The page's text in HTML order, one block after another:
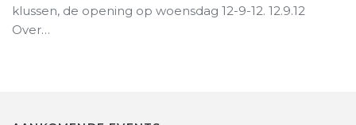
klussen, de opening op woensdag 12-9-12. 12.9.12
Over…